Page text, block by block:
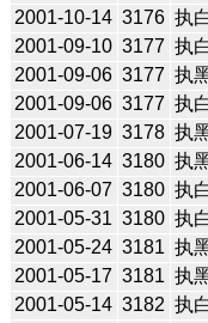
2001-10-14 3176 执
2001-09-10 3177 执
2001-09-06 3177 执
2001-09-06 3177 执
2001-07-19 3178 执
2001-06-14 3180 执
2001-06-07 3180 执
2001-05-31 3180 执
2001-05-24 3181 执
2001-05-17 3181 执
2001-05-14 3182 执